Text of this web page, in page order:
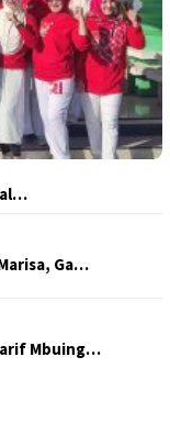
Ga…
Mbuing…